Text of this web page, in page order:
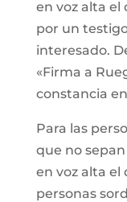
en voz alta
por un
interesado.
«Firma a
constancia
Para las
que no
en voz alta el
personas